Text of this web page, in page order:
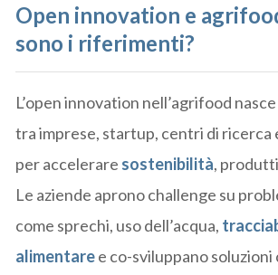
Open innovation e
sono i riferimenti?
L’open innovation nell’agrifood
tra imprese, startup, centri di ricerca
per accelerare sostenibilità,
Le aziende aprono challenge su
come sprechi, uso dell’acqua,
alimentaree co-sviluppano